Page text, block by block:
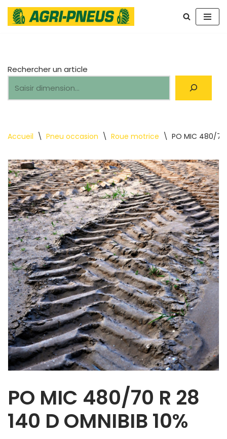
Aller
Accueil \ Pneu occasion \ Roue motrice \ PO MIC 480/70
PO MIC 480/70 R 28
140 D OMNIBIB 10%
Rechercher un article